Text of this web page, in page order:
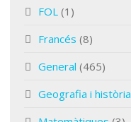
FOL (1)
Francés (8)
General (465)
Geografia i història